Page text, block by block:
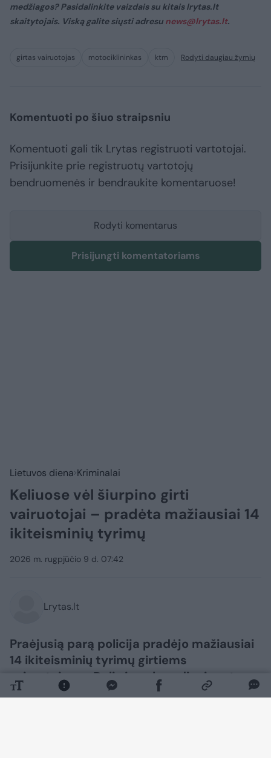
medžiagos? Pasidalinkite vaizdais su kitais lrytas.lt
skaitytojais. Viską galite siųsti adresu news@lrytas.lt.
girtas vairuotojas motociklininkas ktm Rodyti daugiau žymių
Komentuoti po šiuo straipsniu
Komentuoti gali tik Lrytas registruoti vartotojai.
Prisijunkite prie registruotų vartotojų
bendruomenės ir bendraukite komentaruose!
Rodyti komentarus
Prisijungti komentatoriams
Lietuvos diena Kriminalai
Keliuose vėl šiurpino girti
vairuotojai – pradėta mažiausiai 14
ikiteisminių tyrimų
2026 m. rugpjūčio 9 d. 07:42
Lrytas.lt
Praėjusią parą policija pradėjo mažiausiai
14 ikiteisminių tyrimų girtiems
vairuotojams. Dalis jų sekmadienio rytą
prabudo areštinėje.